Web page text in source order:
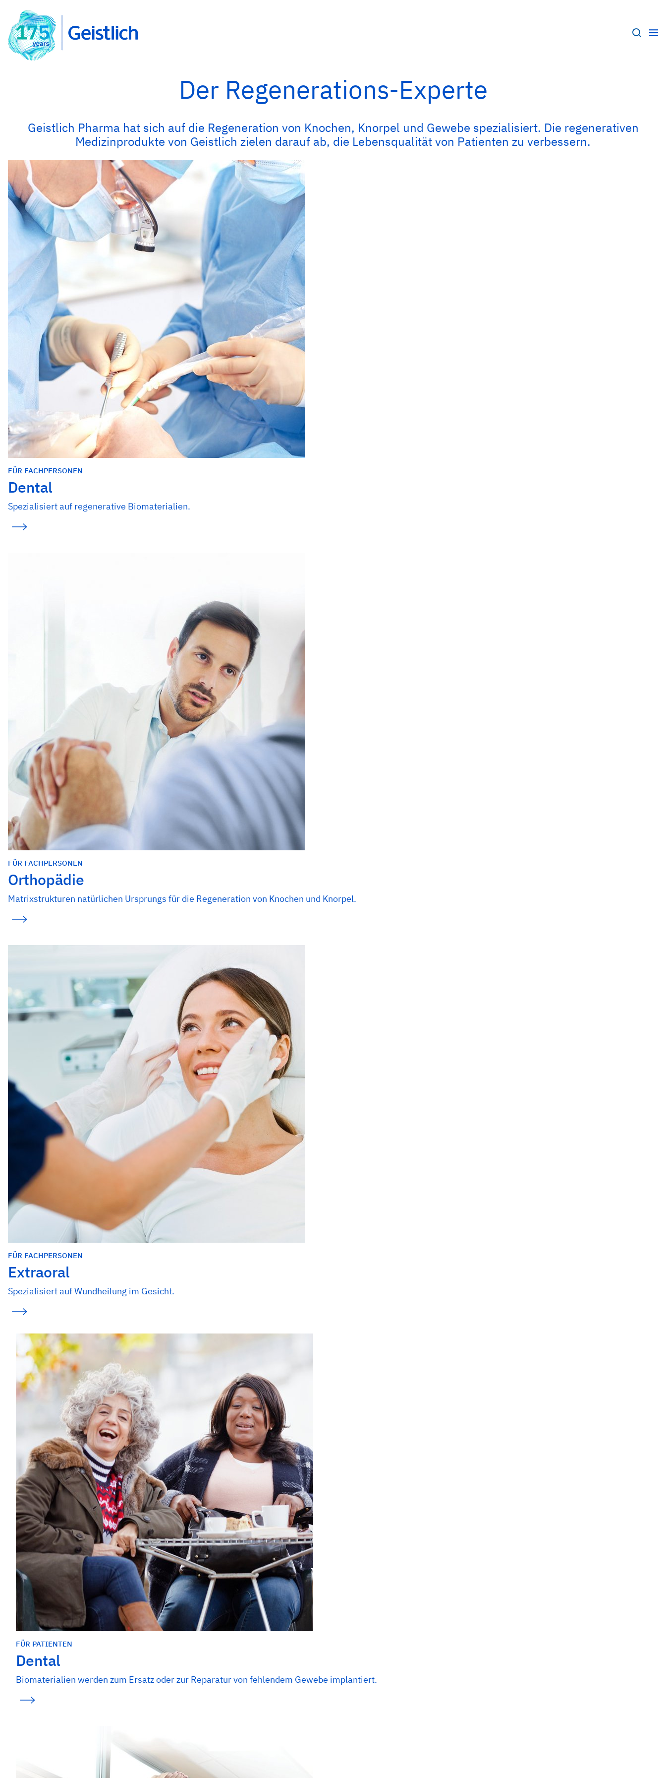
Der Regenerations-Experte
Geistlich Pharma hat sich auf die Regeneration von Knochen, Knorpel und Gewebe spezialisiert. Die regenerativen
Medizinprodukte von Geistlich zielen darauf ab, die Lebensqualität von Patienten zu verbessern.
FÜR FACHPERSONEN
Dental
Spezialisiert auf regenerative Biomaterialien.
FÜR FACHPERSONEN
Orthopädie
Matrixstrukturen natürlichen Ursprungs für die Regeneration von Knochen und Knorpel.
FÜR FACHPERSONEN
Extraoral
Spezialisiert auf Wundheilung im Gesicht.
FÜR PATIENTEN
Dental
Biomaterialien werden zum Ersatz oder zur Reparatur von fehlendem Gewebe implantiert.